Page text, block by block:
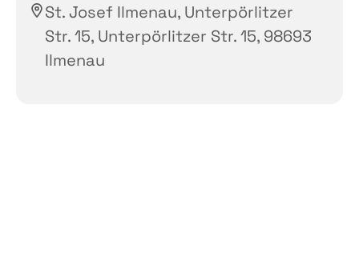
St. Josef Ilmenau, Unterpörlitzer
Str. 15, Unterpörlitzer Str. 15, 98693
Ilmenau